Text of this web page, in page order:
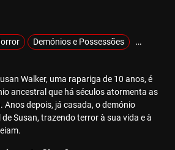
Demónios e Possessões
Walker, uma rapariga de 10 anos, é
ancestral que há séculos atormenta as
Anos depois, já casada, o demónio
Susan, trazendo terror à sua vida e à